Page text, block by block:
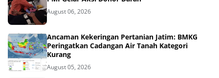
August 06, 2026
Ancaman Kekeringan Pertanian Jatim: BMKG
Peringatkan Cadangan Air Tanah Kategori
Kurang
August 05, 2026